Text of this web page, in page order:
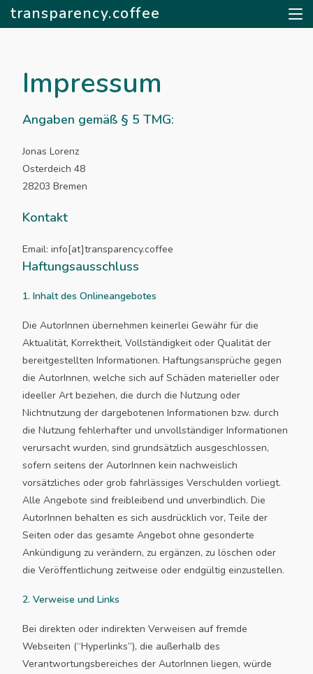
transparency.coffee
Impressum
Angaben gemäß § 5 TMG:
Jonas Lorenz
Osterdeich 48
28203 Bremen
Kontakt
Email: info[at]transparency.coffee
Haftungsausschluss
1. Inhalt des Onlineangebotes
Die AutorInnen übernehmen keinerlei Gewähr für die
Aktualität, Korrektheit, Vollständigkeit oder Qualität der
bereitgestellten Informationen. Haftungsansprüche gegen
die AutorInnen, welche sich auf Schäden materieller oder
ideeller Art beziehen, die durch die Nutzung oder
Nichtnutzung der dargebotenen Informationen bzw. durch
die Nutzung fehlerhafter und unvollständiger Informationen
verursacht wurden, sind grundsätzlich ausgeschlossen,
sofern seitens der AutorInnen kein nachweislich
vorsätzliches oder grob fahrlässiges Verschulden vorliegt.
Alle Angebote sind freibleibend und unverbindlich. Die
AutorInnen behalten es sich ausdrücklich vor, Teile der
Seiten oder das gesamte Angebot ohne gesonderte
Ankündigung zu verändern, zu ergänzen, zu löschen oder
die Veröffentlichung zeitweise oder endgültig einzustellen.
2. Verweise und Links
Bei direkten oder indirekten Verweisen auf fremde
Webseiten (“Hyperlinks”), die außerhalb des
Verantwortungsbereiches der AutorInnen liegen, würde